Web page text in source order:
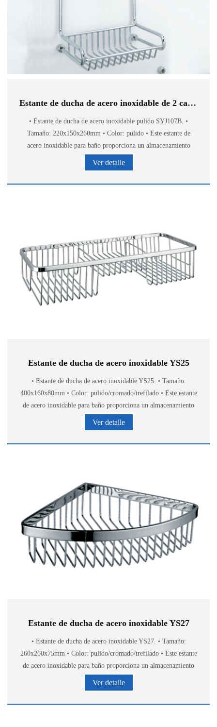
Estante de ducha de acero inoxidable de 2 capas SYJ107B
• Estante de ducha de acero inoxidable pulido SYJ107B. •
Tamaño: 220x150x260mm • Color: pulido • Este estante de
acero inoxidable para baño proporciona un almacenamiento
Ver detalle
Estante de ducha de acero inoxidable YS25
• Estante de ducha de acero inoxidable YS25. • Tamaño:
400x160x80mm • Color: pulido/cromado/trefilado • Este estante
de acero inoxidable para baño proporciona un almacenamiento
Ver detalle
Estante de ducha de acero inoxidable YS27
• Estante de ducha de acero inoxidable YS27. • Tamaño:
260x260x75mm • Color: pulido/cromado/trefilado • Este estante
de acero inoxidable para baño proporciona un almacenamiento
Ver detalle